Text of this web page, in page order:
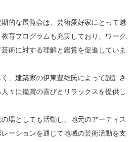
的な展覧会は、芸術愛好家にとって魅
育プログラムも充実しており、ワーク
術に対する理解と鑑賞を促進していま
、建築家の伊東豊雄氏によって設計さ
々に鑑賞の喜びとリラックスを提供し
場としても活動し、地元のアーティス
ーションを通じて地域の芸術活動を支